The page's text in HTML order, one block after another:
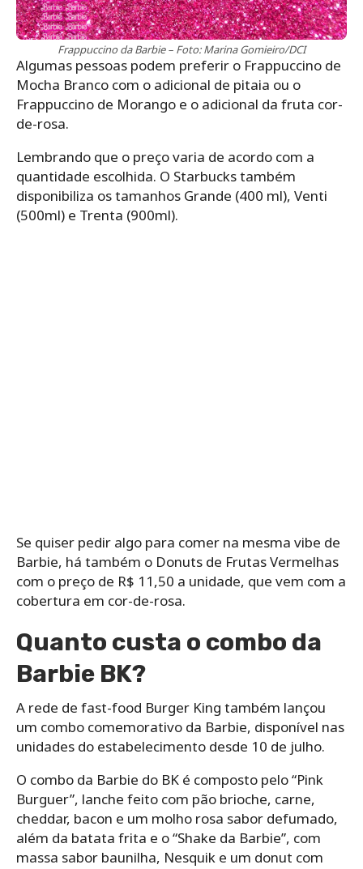
Frappuccino da Barbie – Foto: Marina Gomieiro/DCI
Algumas pessoas podem preferir o Frappuccino de
Mocha Branco com o adicional de pitaia ou o
Frappuccino de Morango e o adicional da fruta cor-
de-rosa.
Lembrando que o preço varia de acordo com a
quantidade escolhida. O Starbucks também
disponibiliza os tamanhos Grande (400 ml), Venti
(500ml) e Trenta (900ml).
Se quiser pedir algo para comer na mesma vibe de
Barbie, há também o Donuts de Frutas Vermelhas
com o preço de R$ 11,50 a unidade, que vem com a
cobertura em cor-de-rosa.
Quanto custa o combo da
Barbie BK?
A rede de fast-food Burger King também lançou
um combo comemorativo da Barbie, disponível nas
unidades do estabelecimento desde 10 de julho.
O combo da Barbie do BK é composto pelo “Pink
Burguer”, lanche feito com pão brioche, carne,
cheddar, bacon e um molho rosa sabor defumado,
além da batata frita e o “Shake da Barbie”, com
massa sabor baunilha, Nesquik e um donut com